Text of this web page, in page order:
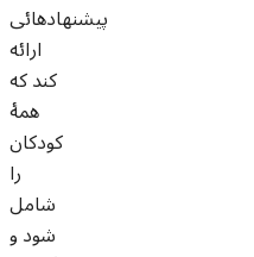
پیشنهادهائی
ارائه
کند که
همۀ
کودکان
را
شامل
شود و